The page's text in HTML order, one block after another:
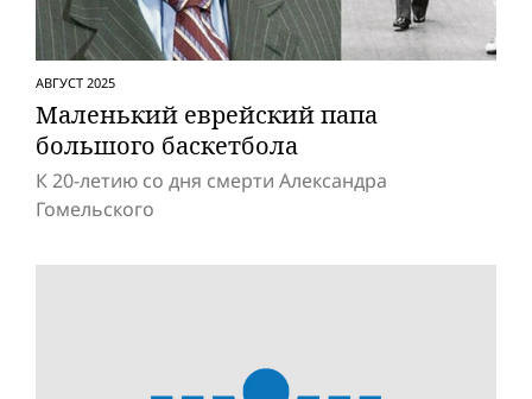
АВГУСТ 2025
Маленький eвpeйский папа
большого баскетбола
К 20-летию со дня смерти Александра
Гомельского